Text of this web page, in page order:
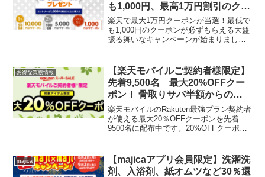
も1,000円、最高1万円割引のクー
ポンプレゼント
楽天で最大1万円クーポンが当選！最低で
も1,000円のクーポンが必ずもらえる大盤
振る舞いなキャンペーンが始まりまし
OK。1月の楽天マラソンで使えるとちょ
うどいいで...
お得な買物情報
【楽天モバイルご契約者様限定】
先着9,500名 最大20%OFFクー
ポン！ 骨取りサバ半額からの
20％OFF
楽天モバイルのRakuten最強プラン契約者
が使える最大20％OFFクーポンを先着
9500名に配布中です。20%OFFクーポン1
能/10%OFFクーポン1注文あたりの最...
majica
【majicaアプリ会員限定】洗濯洗
剤、入浴剤、紙オムツなど30％還